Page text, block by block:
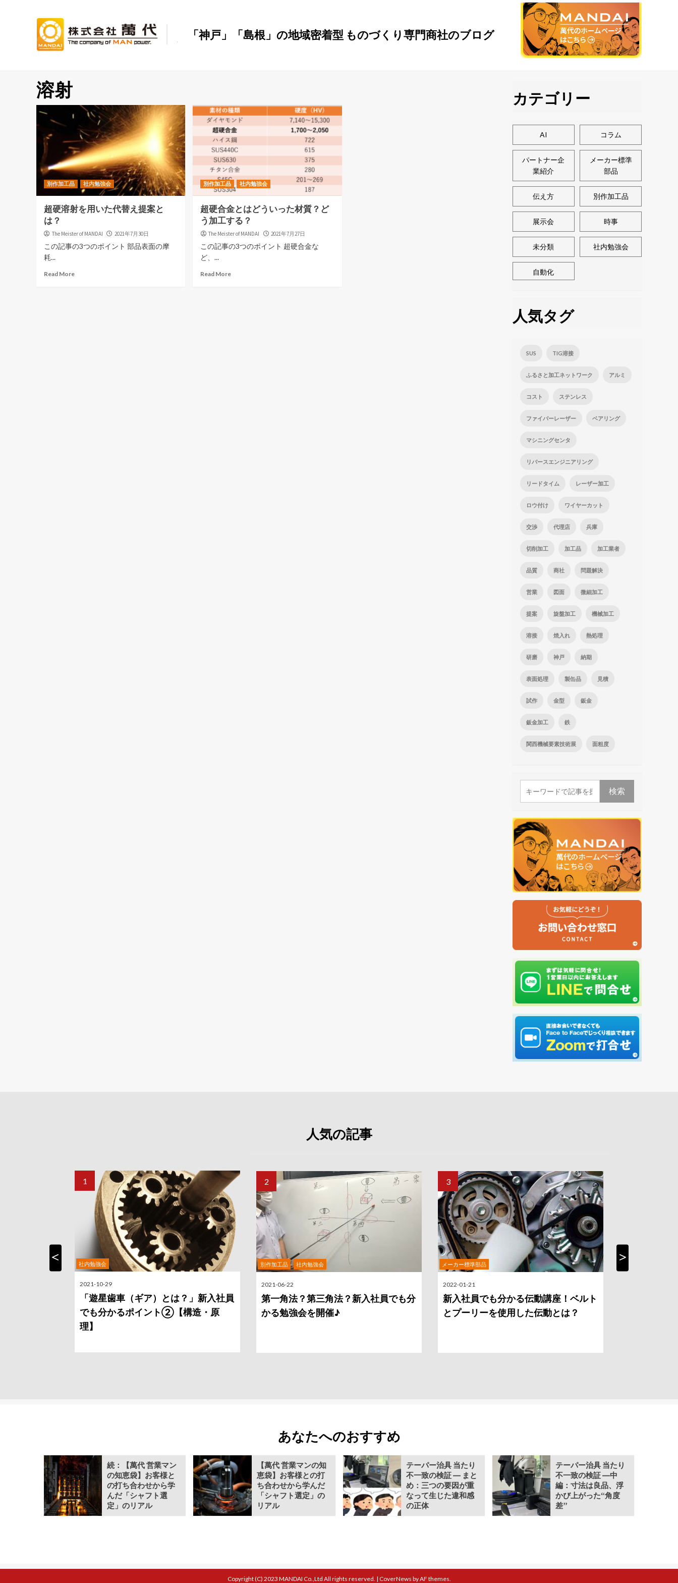
「神戸」「島根」の地域密着型 ものづくり専門商社のブログ
溶射
別作加工品 社内勉強会
超硬溶射を用いた代替え提案と
は？
The Meister of MANDAI 2021年7月30日
この記事の3つのポイント 部品表面の摩
耗...
Read More
別作加工品 社内勉強会
超硬合金とはどういった材質？ど
う加工する？
The Meister of MANDAI 2021年7月27日
この記事の3つのポイント 超硬合金な
ど、...
Read More
カテゴリー
AI コラム
パートナー企
業紹介
メーカー標準
部品
伝え方 別作加工品
展示会 時事
未分類 社内勉強会
自動化
人気タグ
SUS TIG溶接
ふるさと加工ネットワーク アルミ
コスト ステンレス
ファイバーレーザー ベアリング
マシニングセンタ
リバースエンジニアリング
リードタイム レーザー加工
ロウ付け ワイヤーカット
交渉 代理店 兵庫
切削加工 加工品 加工業者
品質 商社 問題解決
営業 図面 微細加工
提案 旋盤加工 機械加工
溶接 焼入れ 熱処理
研磨 神戸 納期
表面処理 製缶品 見積
試作 金型 鈑金
鈑金加工 鉄
関西機械要素技術展 面粗度
検索
人気の記事
社内勉強会
2021-10-29
「遊星歯車（ギア）とは？」新入社員
でも分かるポイント②【構造・原
理】
別作加工品 , 社内勉強会
2021-06-22
第一角法？第三角法？新入社員でも分
かる勉強会を開催♪
メーカー標準部品
2022-01-21
新入社員でも分かる伝動講座！ベルト
とプーリーを使用した伝動とは？
あなたへのおすすめ
続：【萬代 営業マン
の知恵袋】お客様と
の打ち合わせから学
んだ「シャフト選
定」のリアル
【萬代 営業マンの知
恵袋】お客様との打
ち合わせから学んだ
「シャフト選定」の
リアル
テーパー治具 当たり
不一致の検証 ― まと
め：三つの要因が重
なって生じた違和感
の正体
テーパー治具 当たり
不一致の検証 ―中
編：寸法は良品、浮
かび上がった“角度
差”
Copyright (C) 2023 MANDAI Co.,Ltd All rights reserved. | CoverNews by AF themes.